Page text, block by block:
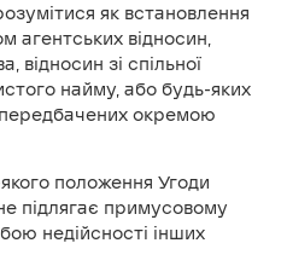
як встановлення
агентських відносин,
відносин зі спільної
найму, або будь-яких
окремою
положення Угоди
підлягає примусовому
недійсності інших